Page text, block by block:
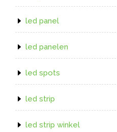
led panel
led panelen
led spots
led strip
led strip winkel